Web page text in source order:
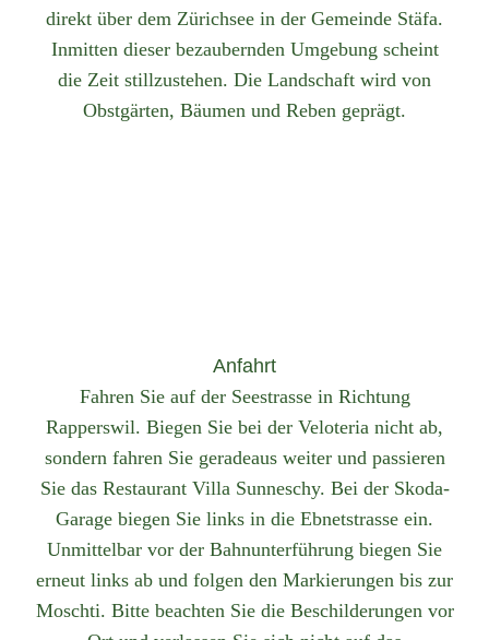
direkt über dem Zürichsee in der Gemeinde Stäfa.
Inmitten dieser bezaubernden Umgebung scheint
die Zeit stillzustehen. Die Landschaft wird von
Obstgärten, Bäumen und Reben geprägt.
Anfahrt
Fahren Sie auf der Seestrasse in Richtung
Rapperswil. Biegen Sie bei der Veloteria nicht ab,
sondern fahren Sie geradeaus weiter und passieren
Sie das Restaurant Villa Sunneschy. Bei der Skoda-
Garage biegen Sie links in die Ebnetstrasse ein.
Unmittelbar vor der Bahnunterführung biegen Sie
erneut links ab und folgen den Markierungen bis zur
Moschti. Bitte beachten Sie die Beschilderungen vor